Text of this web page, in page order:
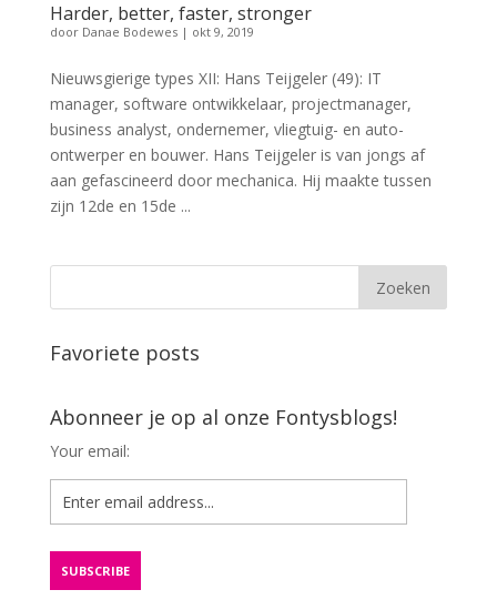
Harder, better, faster, stronger
door Danae Bodewes| okt 9, 2019
Nieuwsgierige types XII: Hans Teijgeler (49): IT
manager, software ontwikkelaar, projectmanager,
business analyst, ondernemer, vliegtuig- en auto-
ontwerper en bouwer. Hans Teijgeler is van jongs af
aan gefascineerd door mechanica. Hij maakte tussen
zijn 12de en 15de ...
Favoriete posts
Abonneer je op al onze Fontysblogs!
Your email: